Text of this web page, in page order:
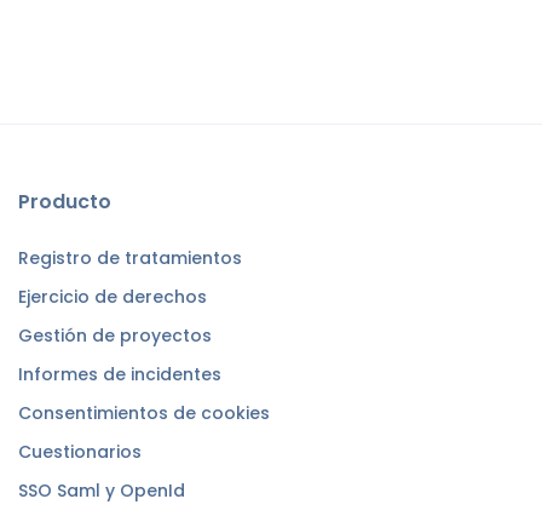
Producto
Registro de tratamientos
Ejercicio de derechos
Gestión de proyectos
Informes de incidentes
Consentimientos de cookies
Cuestionarios
SSO Saml y OpenId